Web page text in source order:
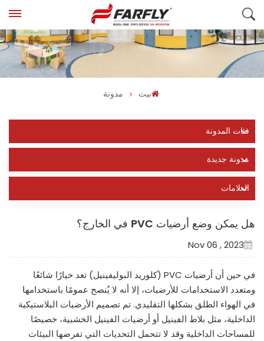
بيت مدونة
فئات المدونة
مدونة جديدة
العلامات
هل يمكن وضع أرضيات PVC في الخارج؟
Nov 06 , 2023
في حين أن أرضيات PVC (كلوريد البوليفينيل) تعد خيارًا شائعًا
ومتعدد الاستخدامات للأرضيات، إلا أنه لا يُنصح عمومًا باستخدامها
في الهواء الطلق بشكلها التقليدي. تم تصميم الأرضيات البلاستيكية
الداخلية، مثل بلاط الفينيل أو أرضيات الفينيل الخشبية، خصيصًا
للمساحات الداخلية وقد لا تتحمل التحديات التي تفرضها البيئات